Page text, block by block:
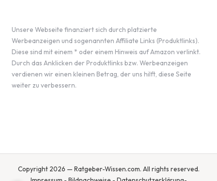
Unsere Webseite finanziert sich durch platzierte
Werbeanzeigen und sogenannten Affiliate Links (Produktlinks).
Diese sind mit einem * oder einem Hinweis auf Amazon verlinkt.
Durch das Anklicken der Produktlinks bzw. Werbeanzeigen
verdienen wir einen kleinen Betrag, der uns hilft, diese Seite
weiter zu verbessern.
Copyright 2026 — Ratgeber-Wissen.com. All rights reserved.